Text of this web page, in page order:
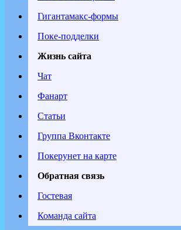
Гигантамакс-формы
Поке-подделки
Жизнь сайта
Чат
Фанарт
Статьи
Группа Вконтакте
Покерунет на карте
Обратная связь
Гостевая
Команда сайта